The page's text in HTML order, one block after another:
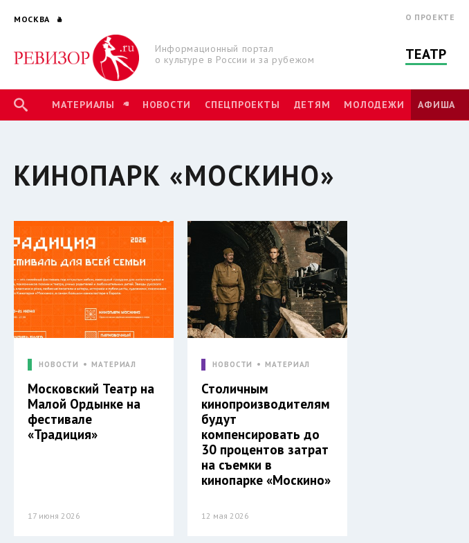
МОСКВА
Информационный портал
о культуре в России и за рубежом
О ПРОЕКТЕ
ТЕАТР
МАТЕРИАЛЫ НОВОСТИ СПЕЦПРОЕКТЫ ДЕТЯМ МОЛОДЕЖИ АФИША
КИНОПАРК «МОСКИНО»
НОВОСТИ МАТЕРИАЛ
Московский Театр на
Малой Ордынке на
фестивале
«Традиция»
17 июня 2026
НОВОСТИ МАТЕРИАЛ
Столичным
кинопроизводителям
будут
компенсировать до
30 процентов затрат
на съемки в
кинопарке «Москино»
12 мая 2026